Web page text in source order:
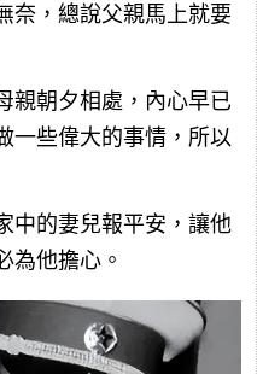
奈，總說父親馬上就要
親朝夕相處，內心早已
一些偉大的事情，所以
中的妻兒報平安，讓他
為他擔心。